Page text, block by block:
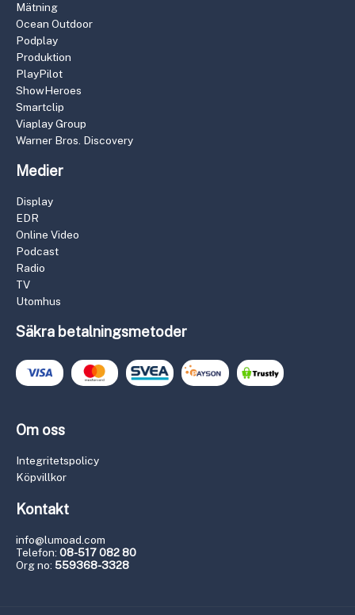
Mätning
Ocean Outdoor
Podplay
Produktion
PlayPilot
ShowHeroes
Smartclip
Viaplay Group
Warner Bros. Discovery
Medier
Display
EDR
Online Video
Podcast
Radio
TV
Utomhus
Säkra betalningsmetoder
Om oss
Integritetspolicy
Köpvillkor
Kontakt
info@lumoad.com
Telefon: 08-517 082 80
Org no: 559368-3328